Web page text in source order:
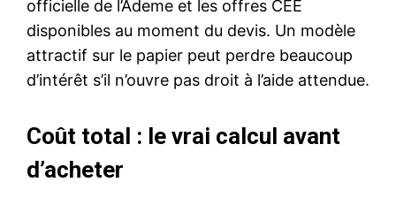
officielle de l’Ademe et les offres CEE
disponibles au moment du devis. Un modèle
attractif sur le papier peut perdre beaucoup
d’intérêt s’il n’ouvre pas droit à l’aide attendue.
Coût total : le vrai calcul avant
d’acheter